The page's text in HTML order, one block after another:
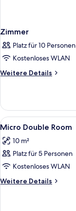
Zimmer
Platz für 10 Personen
Kostenloses WLAN
Weitere Details
Weitere
Alle
Fotos
für
Micro
Double
Room
8
Micro Double Room
10 m²
Platz für 5 Personen
Kostenloses WLAN
Weitere Details
Weitere